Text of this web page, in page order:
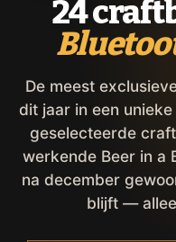
24
De meest
dit jaar in een
geselecteerde
werkende Beer in a
na december
blijft —